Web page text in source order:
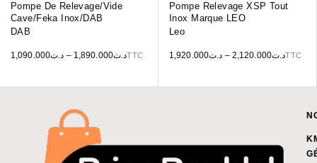
Pompe De Relevage/vide
Cave/Feka Inox/DAB
DAB
د.ت1,090.000 – د.ت1,890.000 TTC
Pompe Relevage XSP Tout
Inox Marque LEO
Leo
د.ت1,920.000 – د.ت2,120.000 TTC